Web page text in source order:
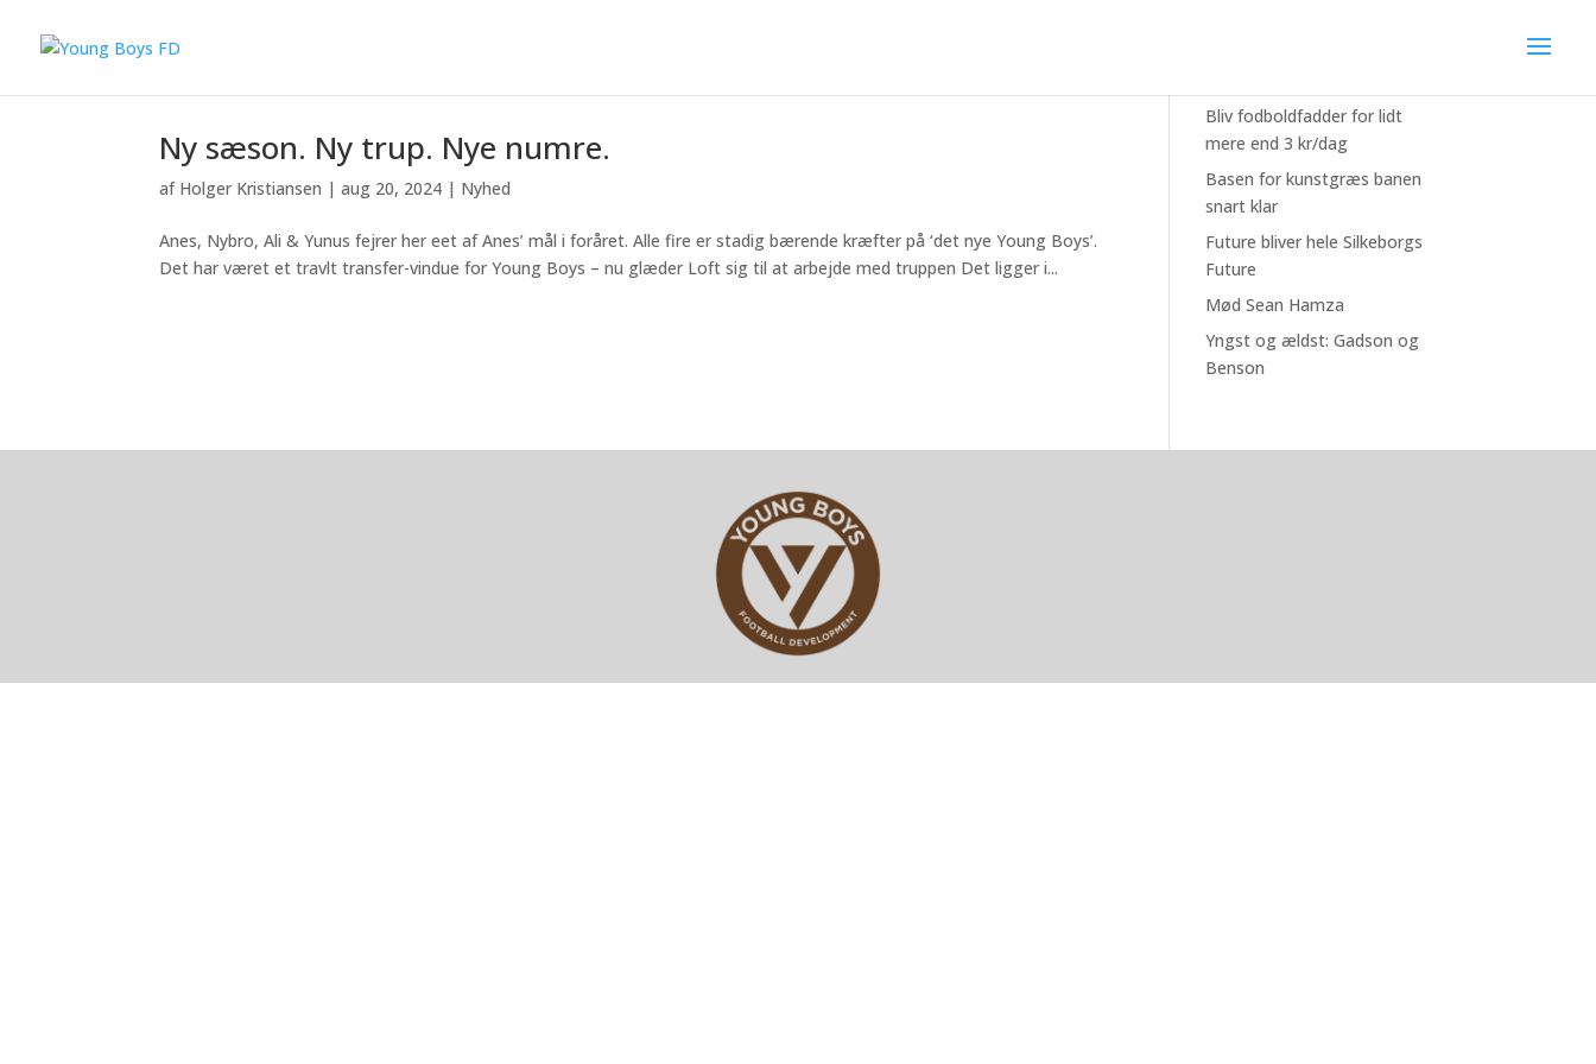
Ny sæson. Ny trup. Nye numre.
af Holger Kristiansen |aug 20, 2024 | Nyhed
Anes, Nybro, Ali & Yunus fejrer her eet af Anes’ mål i foråret. Alle fire er stadig bærende kræfter på ‘det nye Young Boys’.
Det har været et travlt transfer-vindue for Young Boys – nu glæder Loft sig til at arbejde med truppen Det ligger i...
Bliv fodboldfadder for lidt
mere end 3 kr/dag
Basen for kunstgræs banen
snart klar
Future bliver hele Silkeborgs
Future
Mød Sean Hamza
Yngst og ældst: Gadson og
Benson